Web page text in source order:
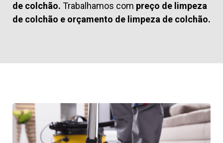
de colchão. Trabalhamos com preço de limpeza
de colchão e orçamento de limpeza de colchão.